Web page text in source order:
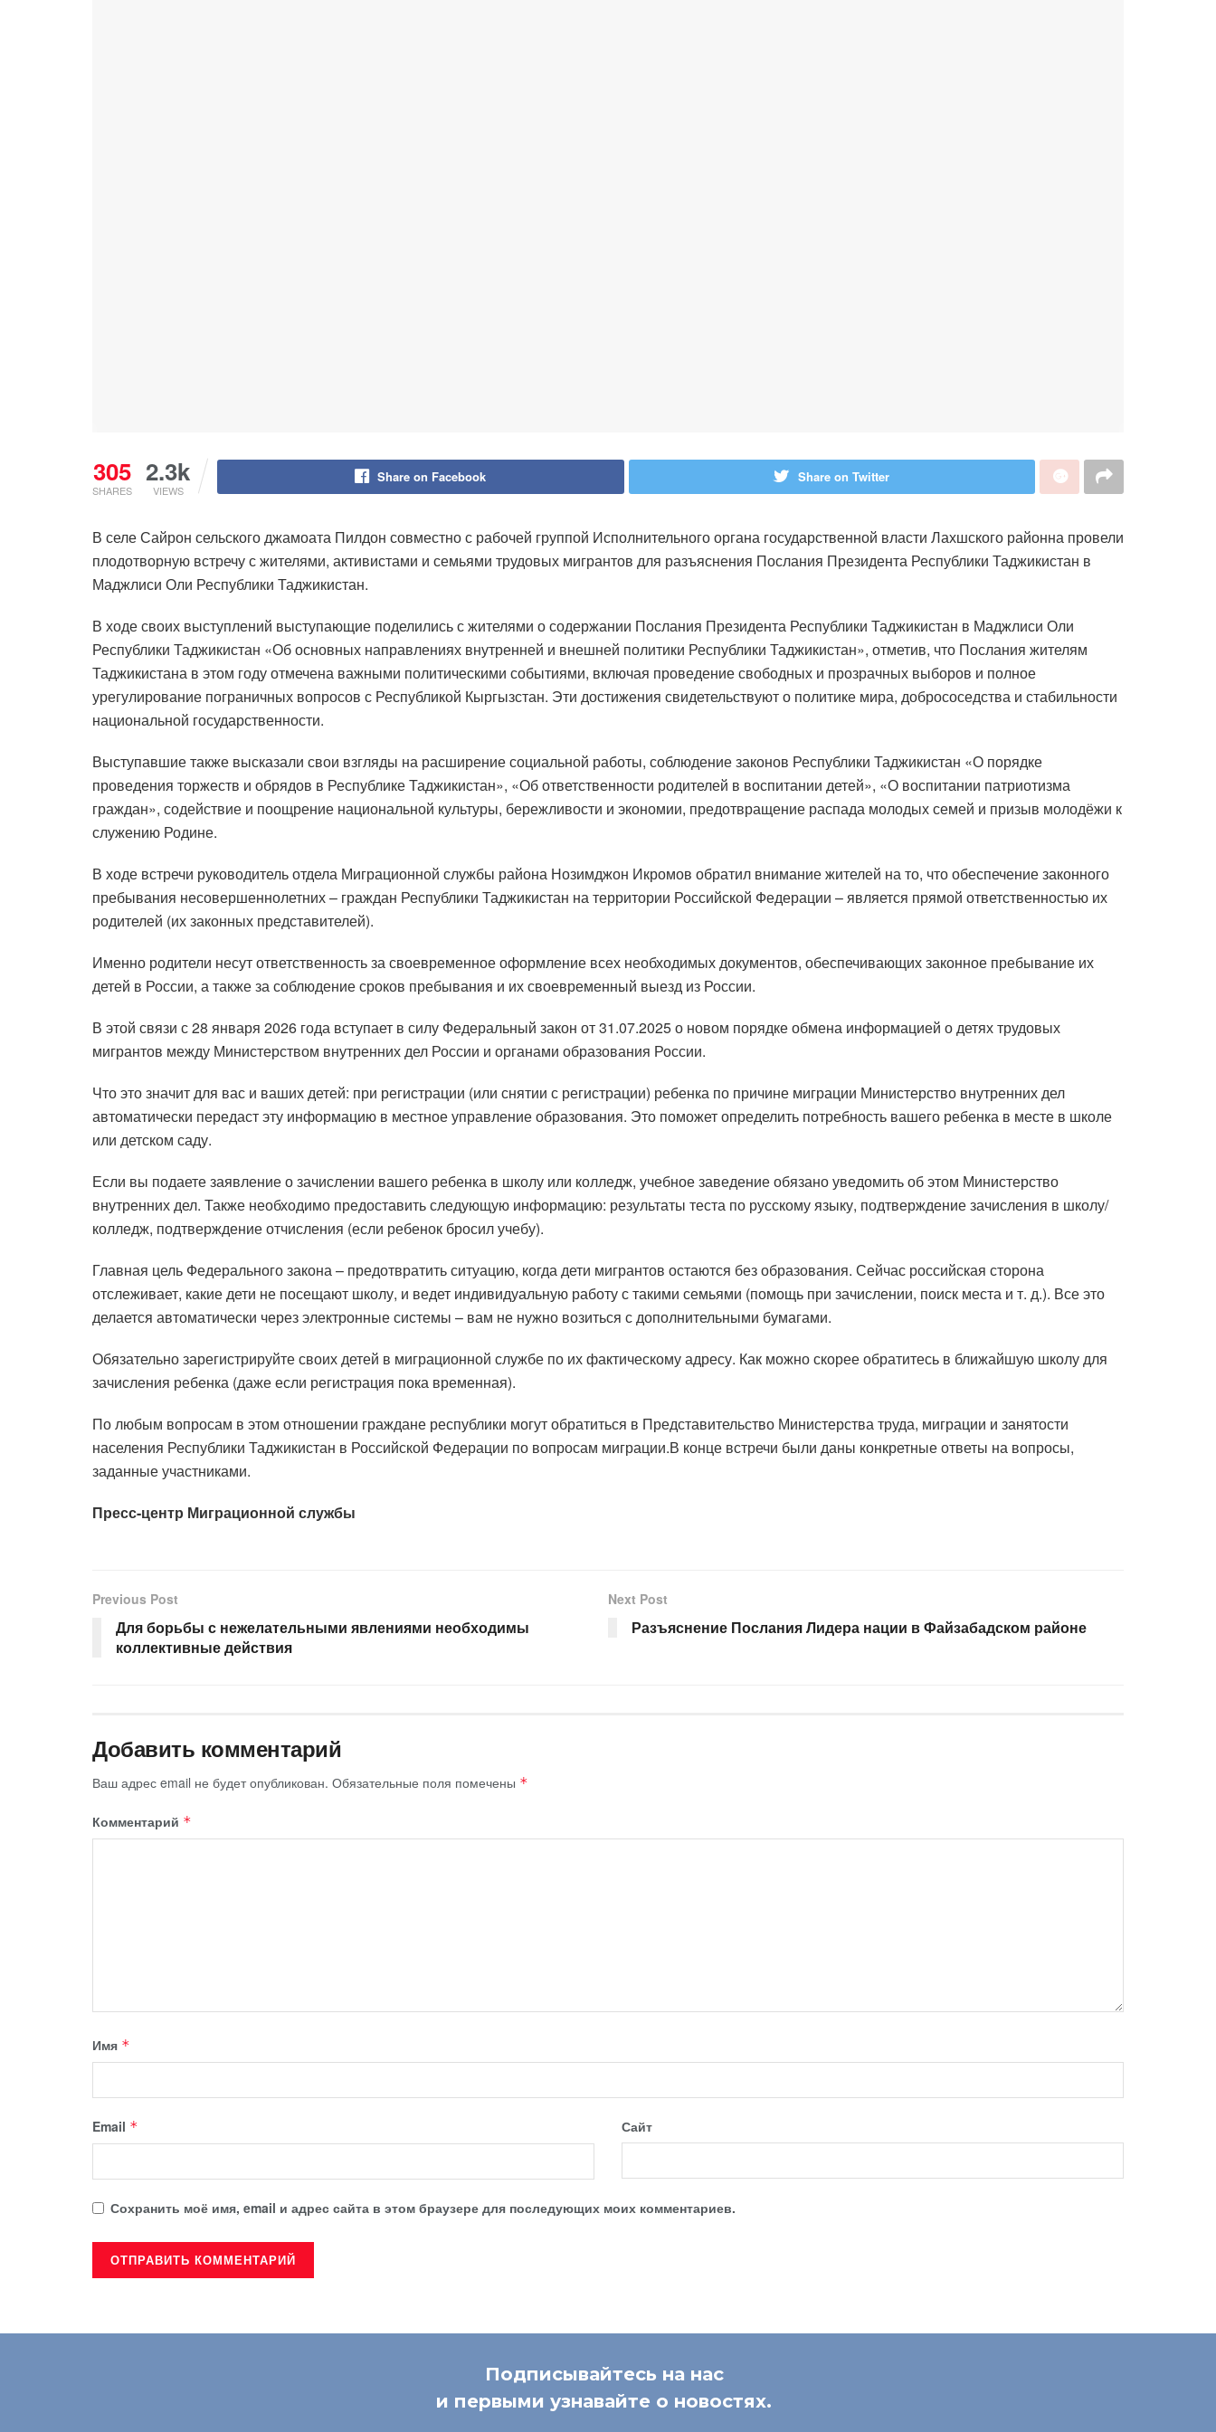
305
SHARES
2.3k
VIEWS
Share on Facebook Share on Twitter
В селе Сайрон сельского джамоата Пилдон совместно с рабочей группой Исполнительного органа государственной власти Лахшского районна провели
плодотворную встречу с жителями, активистами и семьями трудовых мигрантов для разъяснения Послания Президента Республики Таджикистан в
Маджлиси Оли Республики Таджикистан.
В ходе своих выступлений выступающие поделились с жителями о содержании Послания Президента Республики Таджикистан в Маджлиси Оли
Республики Таджикистан «Об основных направлениях внутренней и внешней политики Республики Таджикистан», отметив, что Послания жителям
Таджикистана в этом году отмечена важными политическими событиями, включая проведение свободных и прозрачных выборов и полное
урегулирование пограничных вопросов с Республикой Кыргызстан. Эти достижения свидетельствуют о политике мира, добрососедства и стабильности
национальной государственности.
Выступавшие также высказали свои взгляды на расширение социальной работы, соблюдение законов Республики Таджикистан «О порядке
проведения торжеств и обрядов в Республике Таджикистан», «Об ответственности родителей в воспитании детей», «О воспитании патриотизма
граждан», содействие и поощрение национальной культуры, бережливости и экономии, предотвращение распада молодых семей и призыв молодёжи к
служению Родине.
В ходе встречи руководитель отдела Миграционной службы района Нозимджон Икромов обратил внимание жителей на то, что обеспечение законного
пребывания несовершеннолетних – граждан Республики Таджикистан на территории Российской Федерации – является прямой ответственностью их
родителей (их законных представителей).
Именно родители несут ответственность за своевременное оформление всех необходимых документов, обеспечивающих законное пребывание их
детей в России, а также за соблюдение сроков пребывания и их своевременный выезд из России.
В этой связи с 28 января 2026 года вступает в силу Федеральный закон от 31.07.2025 о новом порядке обмена информацией о детях трудовых
мигрантов между Министерством внутренних дел России и органами образования России.
Что это значит для вас и ваших детей: при регистрации (или снятии с регистрации) ребенка по причине миграции Министерство внутренних дел
автоматически передаст эту информацию в местное управление образования. Это поможет определить потребность вашего ребенка в месте в школе
или детском саду.
Если вы подаете заявление о зачислении вашего ребенка в школу или колледж, учебное заведение обязано уведомить об этом Министерство
внутренних дел. Также необходимо предоставить следующую информацию: результаты теста по русскому языку, подтверждение зачисления в школу/
колледж, подтверждение отчисления (если ребенок бросил учебу).
Главная цель Федерального закона – предотвратить ситуацию, когда дети мигрантов остаются без образования. Сейчас российская сторона
отслеживает, какие дети не посещают школу, и ведет индивидуальную работу с такими семьями (помощь при зачислении, поиск места и т. д.). Все это
делается автоматически через электронные системы – вам не нужно возиться с дополнительными бумагами.
Обязательно зарегистрируйте своих детей в миграционной службе по их фактическому адресу. Как можно скорее обратитесь в ближайшую школу для
зачисления ребенка (даже если регистрация пока временная).
По любым вопросам в этом отношении граждане республики могут обратиться в Представительство Министерства труда, миграции и занятости
населения Республики Таджикистан в Российской Федерации по вопросам миграции.В конце встречи были даны конкретные ответы на вопросы,
заданные участниками.
Пресс-центр Миграционной службы
Previous Post
Для борьбы с нежелательными явлениями необходимы
коллективные действия
Next Post
Разъяснение Послания Лидера нации в Файзабадском районе
Добавить комментарий
Ваш адрес email не будет опубликован. Обязательные поля помечены *
Комментарий *
Имя *
Email * Сайт
Сохранить моё имя, email и адрес сайта в этом браузере для последующих моих комментариев.
Подписывайтесь на нас
и первыми узнавайте о новостях.